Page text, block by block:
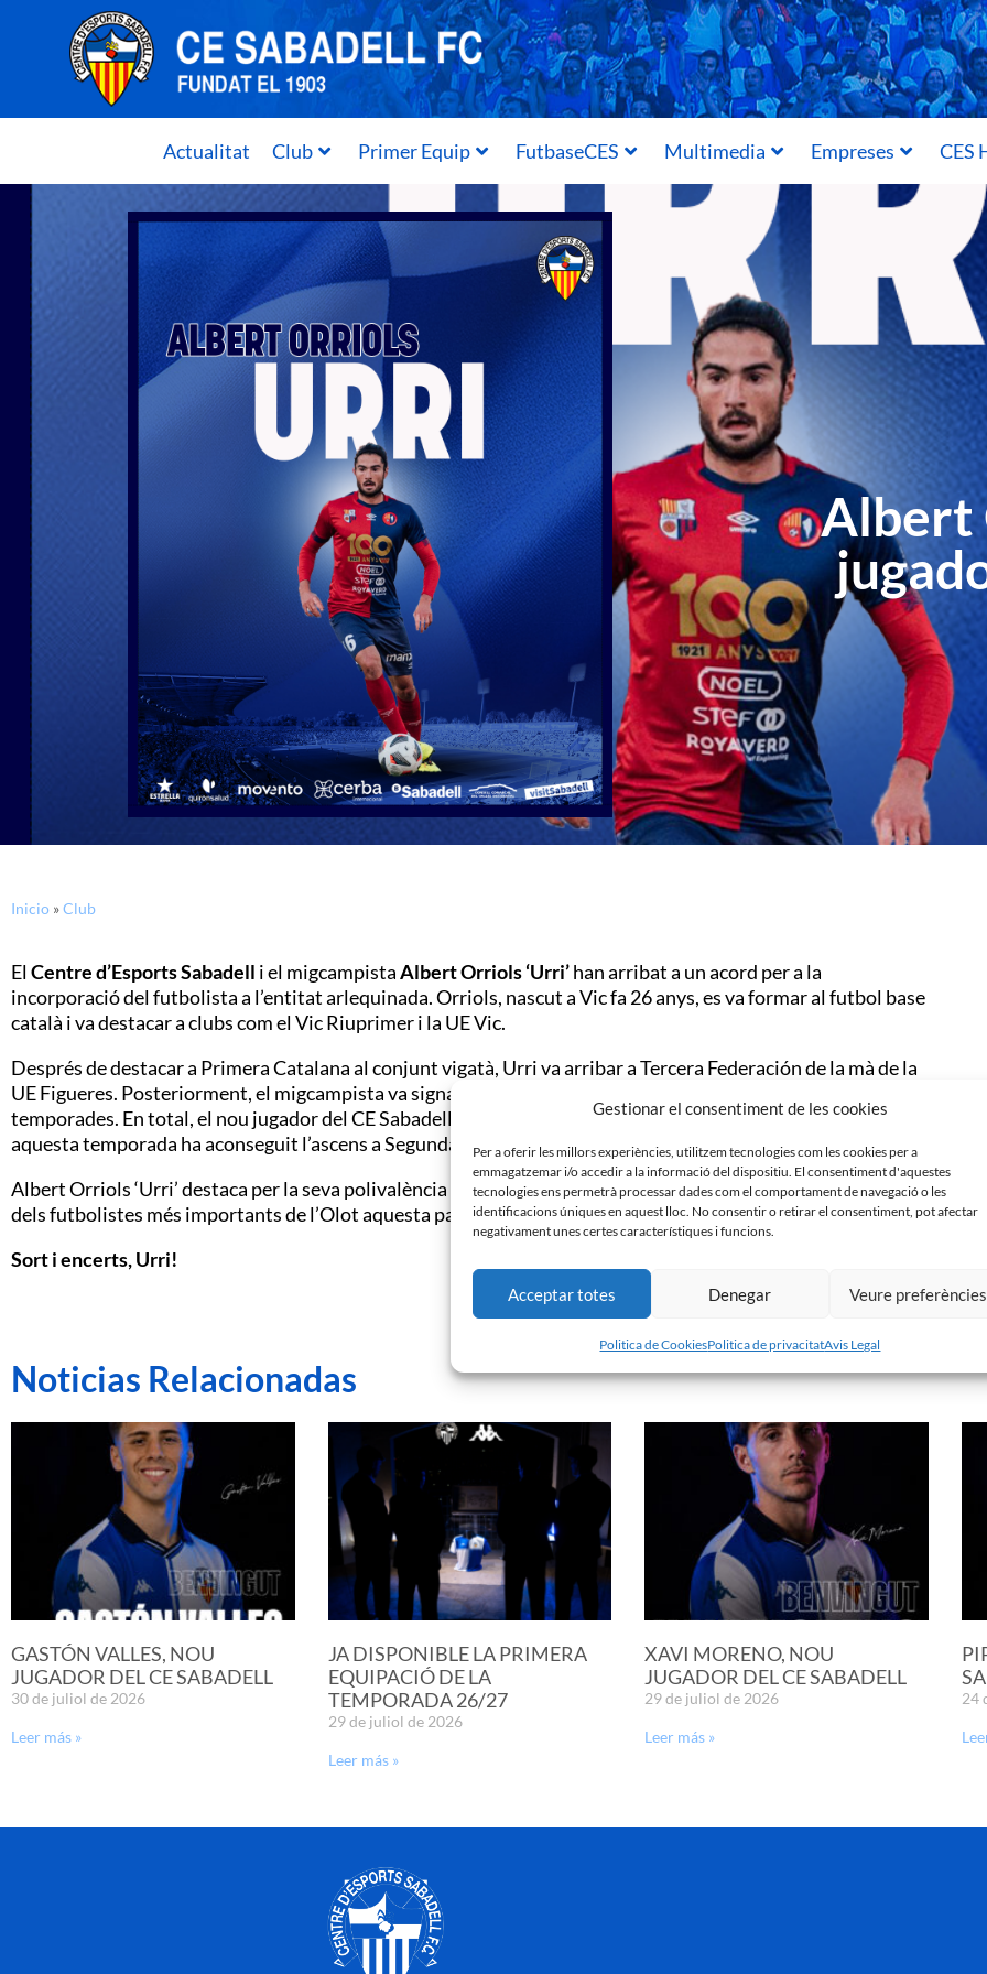
Gestionar el consentiment de les cookies
Per a oferir les millors experiències, utilitzem tecnologies com les cookies per a
emmagatzemar i/o accedir a la informació del dispositiu. El consentiment d'aquestes
tecnologies ens permetrà processar dades com el comportament de navegació o les
identificacions úniques en aquest lloc. No consentir o retirar el consentiment, pot afectar
negativament unes certes característiques i funcions.
Acceptar totes Denegar Veure preferències
Politica de CookiesPolitica de privacitatAvis Legal
Actualitat Club Primer Equip FutbaseCES Multimedia Empreses CES
Albert
Inicio »Club
ElCentre d’Esports Sabadell i el migcampistaAlbert Orriols ‘Urri’han arribat a un acord per a la
incorporació del futbolista a l’entitat arlequinada. Orriols, nascut a Vic fa 26 anys, es va formar al futbol base
català i va destacar a clubs com el Vic Riuprimer i la UE Vic.
Després de destacar a Primera Catalana al conjunt vigatà, Urri va arribar a Tercera Federación de la mà de la
UE Figueres. Posteriorment, el migcampista va signar per la UE Olot, club en el qual ha estat durant dues
temporades. En total, el nou jugador del CE Sabadell ha disputat 53 partits amb el conjunt de la Garrotxa i
aquesta temporada ha aconseguit l’ascens a Segunda Federación.
Albert Orriols ‘Urri’ destaca per la seva polivalència i qualitat amb la pilota, uns elements que l’han fet ser un
dels futbolistes més importants de l’Olot aquesta passada temporada.
Sort i encerts,Urri!
Noticias Relacionadas
GASTÓN VALLES, NOU
JUGADOR DEL CE SABADELL
30 de juliol de 2026
Leer más »
JA DISPONIBLE LA PRIMERA
EQUIPACIÓ DE LA
TEMPORADA 26/27
29 de juliol de 2026
Leer más »
XAVI MORENO, NOU
JUGADOR DEL CE SABADELL
29 de juliol de 2026
Leer más »
24